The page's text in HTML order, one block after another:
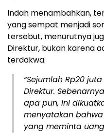
Indah menambahkan,
yang sempat menjadi
tersebut, menurutnya
Direktur, bukan karena
terdakwa.
“Sejumlah Rp20
Direktur.
apa pun, ini
menyatakan
yang meminta